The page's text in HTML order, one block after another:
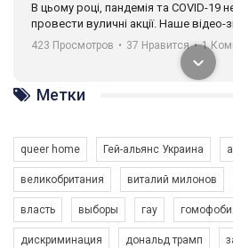
В цьому році, пандемія та COVІD-19
провести вуличні акції. Наше
навіть коли ми у різних містах та не
разом. Ми закликаємо всіх хто
солідарності, приєднатися до нас.
ГАУ є в 16 областях України.
Разом наш голос лунає гучніше!
423 Просмотров • 37 Нравится • 1
Метки
queer home Гей-альянс Украина
великобритания виталий милонов
власть выборы гау
дискриминация дональд трамп